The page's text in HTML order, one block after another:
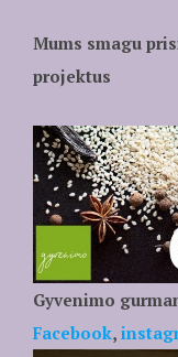
Mums smagu
projektus
Gyvenimo
Facebook,